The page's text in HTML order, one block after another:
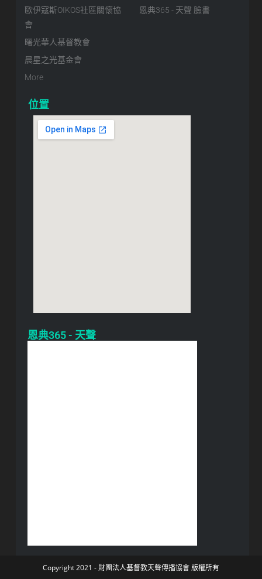
歐伊寇斯OIKOS社區關懷協
會
曙光華人基督教會
晨星之光基金會
More
恩典365 - 天聲 臉書
位置
恩典365 - 天聲
Copyright 2021 - 財團法人基督教天聲傳播協會 版權所有